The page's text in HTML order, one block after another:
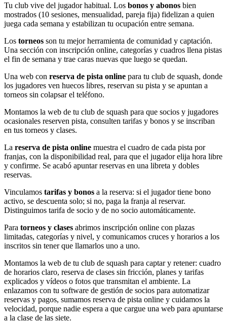
Tu club vive del jugador habitual. Los bonos y abonos bien
mostrados (10 sesiones, mensualidad, pareja fija) fidelizan a quien
juega cada semana y estabilizan tu ocupación entre semana.
Los torneos son tu mejor herramienta de comunidad y captación.
Una sección con inscripción online, categorías y cuadros llena pistas
el fin de semana y trae caras nuevas que luego se quedan.
Una web con reserva de pista online para tu club de squash, donde
los jugadores ven huecos libres, reservan su pista y se apuntan a
torneos sin colapsar el teléfono.
Montamos la web de tu club de squash para que socios y jugadores
ocasionales reserven pista, consulten tarifas y bonos y se inscriban
en tus torneos y clases.
La reserva de pista online muestra el cuadro de cada pista por
franjas, con la disponibilidad real, para que el jugador elija hora libre
y confirme. Se acabó apuntar reservas en una libreta y dobles
reservas.
Vinculamos tarifas y bonos a la reserva: si el jugador tiene bono
activo, se descuenta solo; si no, paga la franja al reservar.
Distinguimos tarifa de socio y de no socio automáticamente.
Para torneos y clases abrimos inscripción online con plazas
limitadas, categorías y nivel, y comunicamos cruces y horarios a los
inscritos sin tener que llamarlos uno a uno.
Montamos la web de tu club de squash para captar y retener: cuadro
de horarios claro, reserva de clases sin fricción, planes y tarifas
explicados y vídeos o fotos que transmitan el ambiente. La
enlazamos con tu software de gestión de socios para automatizar
reservas y pagos, sumamos reserva de pista online y cuidamos la
velocidad, porque nadie espera a que cargue una web para apuntarse
a la clase de las siete.